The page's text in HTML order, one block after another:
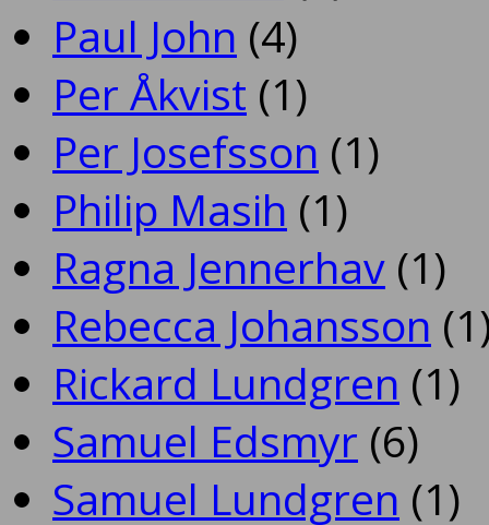
Paul John (4)
Per Åkvist (1)
Per Josefsson (1)
Philip Masih (1)
Ragna Jennerhav (1)
Rebecca Johansson
Rickard Lundgren (1)
Samuel Edsmyr (6)
Samuel Lundgren (1)